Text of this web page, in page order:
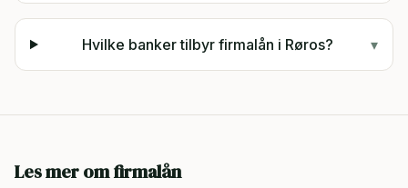
Hvilke banker tilbyr firmalån i Røros? ▾
Les mer om firmalån